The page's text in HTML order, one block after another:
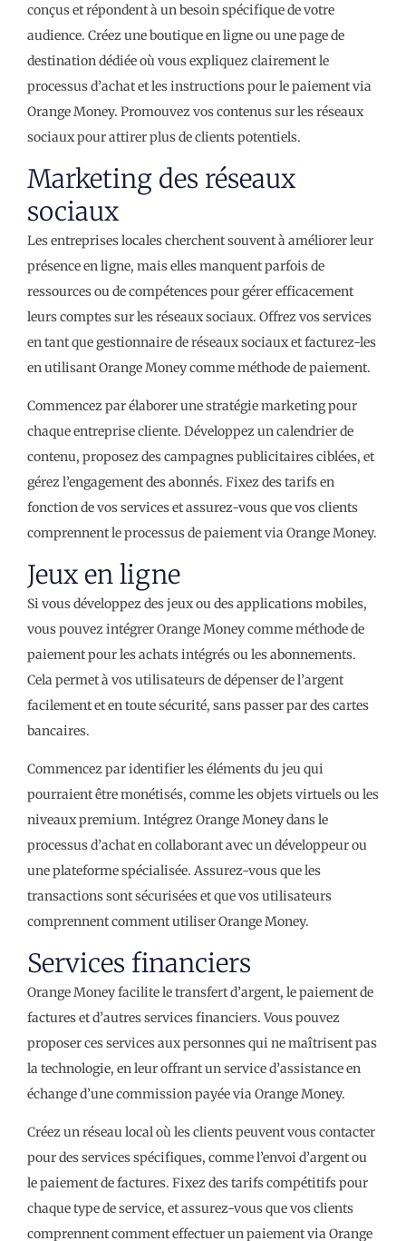
conçus et répondent à un besoin spécifique de votre
audience. Créez une boutique en ligne ou une page de
destination dédiée où vous expliquez clairement le
processus d’achat et les instructions pour le paiement via
Orange Money. Promouvez vos contenus sur les réseaux
sociaux pour attirer plus de clients potentiels.
Marketing des réseaux
sociaux
Les entreprises locales cherchent souvent à améliorer leur
présence en ligne, mais elles manquent parfois de
ressources ou de compétences pour gérer efficacement
leurs comptes sur les réseaux sociaux. Offrez vos services
en tant que gestionnaire de réseaux sociaux et facturez-les
en utilisant Orange Money comme méthode de paiement.
Commencez par élaborer une stratégie marketing pour
chaque entreprise cliente. Développez un calendrier de
contenu, proposez des campagnes publicitaires ciblées, et
gérez l’engagement des abonnés. Fixez des tarifs en
fonction de vos services et assurez-vous que vos clients
comprennent le processus de paiement via Orange Money.
Jeux en ligne
Si vous développez des jeux ou des applications mobiles,
vous pouvez intégrer Orange Money comme méthode de
paiement pour les achats intégrés ou les abonnements.
Cela permet à vos utilisateurs de dépenser de l’argent
facilement et en toute sécurité, sans passer par des cartes
bancaires.
Commencez par identifier les éléments du jeu qui
pourraient être monétisés, comme les objets virtuels ou les
niveaux premium. Intégrez Orange Money dans le
processus d’achat en collaborant avec un développeur ou
une plateforme spécialisée. Assurez-vous que les
transactions sont sécurisées et que vos utilisateurs
comprennent comment utiliser Orange Money.
Services financiers
Orange Money facilite le transfert d’argent, le paiement de
factures et d’autres services financiers. Vous pouvez
proposer ces services aux personnes qui ne maîtrisent pas
la technologie, en leur offrant un service d’assistance en
échange d’une commission payée via Orange Money.
Créez un réseau local où les clients peuvent vous contacter
pour des services spécifiques, comme l’envoi d’argent ou
le paiement de factures. Fixez des tarifs compétitifs pour
chaque type de service, et assurez-vous que vos clients
comprennent comment effectuer un paiement via Orange